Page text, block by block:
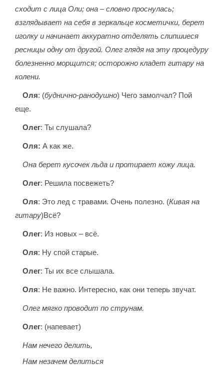
сходит с лица Оли; она – словно проснулась;
взглядывает на себя в зеркальце косметички, берет
иголку и начинает аккуратно отделять слипшиеся
ресницы одну от другой. Олег глядя на эту процедуру
болезненно морщится; осторожно кладет гитару на
колени.
Оля: (буднично-ранодушно) Чего замолчал? Пой
еще.
Олег: Ты слушала?
Оля: А как же.
Она берет кусочек льда и протирает кожу лица.
Олег: Решила посвежеть?
Оля: Это лед с травами. Очень полезно. (Кивая на
гитару)Всё?
Олег: Из новых – всё.
Оля: Ну спой старые.
Олег: Ты их все слышала.
Оля: Не важно. Интересно, как они теперь звучат.
Олег мягко проводит по струнам.
Олег: (напевает)
Нам нечего делить,
Нам незачем делиться